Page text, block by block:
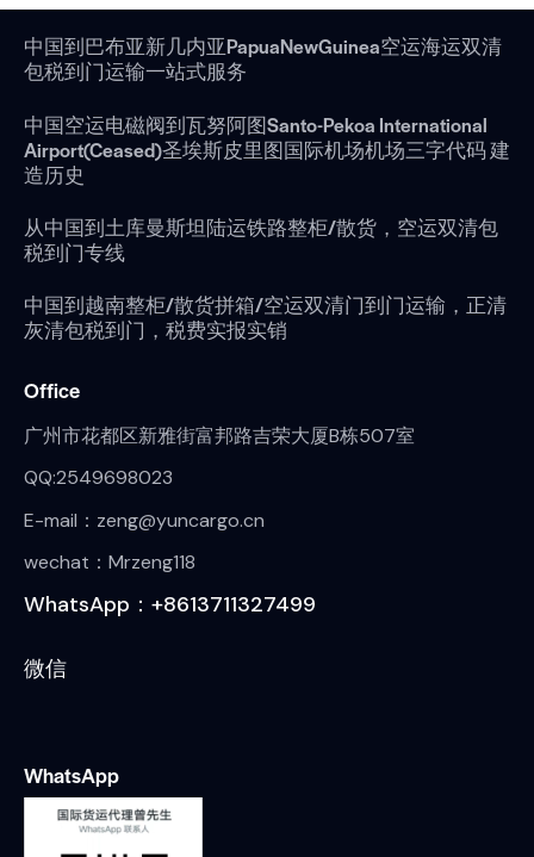
中国到巴布亚新几内亚PapuaNewGuinea空运海运双清
包税到门运输一站式服务
中国空运电磁阀到瓦努阿图Santo-Pekoa International
Airport(Ceased)圣埃斯皮里图国际机场机场三字代码 建
造历史
从中国到土库曼斯坦陆运铁路整柜/散货，空运双清包
税到门专线
中国到越南整柜/散货拼箱/空运双清门到门运输，正清
灰清包税到门，税费实报实销
Office
广州市花都区新雅街富邦路吉荣大厦B栋507室
QQ:2549698023
E-mail：zeng@yuncargo.cn
wechat：Mrzeng118
WhatsApp：+8613711327499
微信
WhatsApp